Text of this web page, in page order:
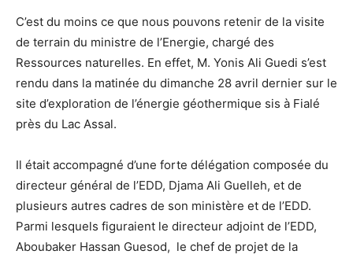
C’est du moins ce que nous pouvons retenir de la visite
de terrain du ministre de l’Energie, chargé des
Ressources naturelles. En effet, M. Yonis Ali Guedi s’est
rendu dans la matinée du dimanche 28 avril dernier sur le
site d’exploration de l’énergie géothermique sis à Fialé
près du Lac Assal.
Il était accompagné d’une forte délégation composée du
directeur général de l’EDD, Djama Ali Guelleh, et de
plusieurs autres cadres de son ministère et de l’EDD.
Parmi lesquels figuraient le directeur adjoint de l’EDD,
Aboubaker Hassan Guesod, le chef de projet de la